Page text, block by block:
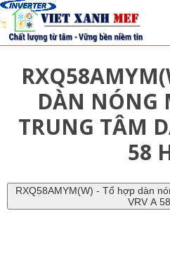
DÀN NÓNG
TRUNG TÂM
58
RXQ58AMYM(W) - Tổ hợp dàn
VRV A